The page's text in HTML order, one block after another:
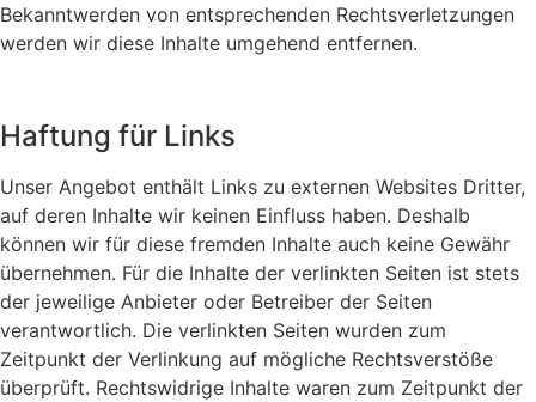
Bekanntwerden von entsprechenden Rechtsverletzungen
werden wir diese Inhalte umgehend entfernen.
Haftung für Links
Unser Angebot enthält Links zu externen Websites Dritter,
auf deren Inhalte wir keinen Einfluss haben. Deshalb
können wir für diese fremden Inhalte auch keine Gewähr
übernehmen. Für die Inhalte der verlinkten Seiten ist stets
der jeweilige Anbieter oder Betreiber der Seiten
verantwortlich. Die verlinkten Seiten wurden zum
Zeitpunkt der Verlinkung auf mögliche Rechtsverstöße
überprüft. Rechtswidrige Inhalte waren zum Zeitpunkt der